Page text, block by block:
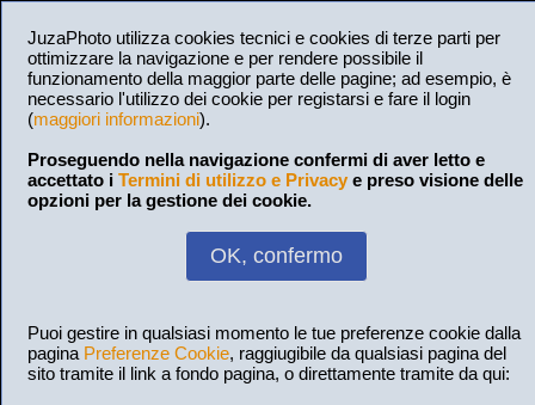
JuzaPhoto utilizza cookies tecnici e cookies di terze parti per
ottimizzare la navigazione e per rendere possibile il
funzionamento della maggior parte delle pagine; ad esempio, è
necessario l'utilizzo dei cookie per registarsi e fare il login
(maggiori informazioni).
Proseguendo nella navigazione confermi di aver letto e
accettato i Termini di utilizzo e Privacy e preso visione delle
opzioni per la gestione dei cookie.
OK, confermo
Puoi gestire in qualsiasi momento le tue preferenze cookie dalla
pagina Preferenze Cookie, raggiugibile da qualsiasi pagina del
sito tramite il link a fondo pagina, o direttamente tramite da qui: